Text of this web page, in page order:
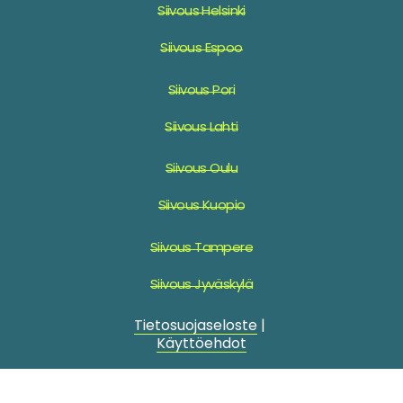
Siivous Helsinki
Siivous Espoo
Siivous Pori
Siivous Lahti
Siivous Oulu
Siivous Kuopio
Siivous Tampere
Siivous Jyväskylä
Tietosuojaseloste |
Käyttöehdot